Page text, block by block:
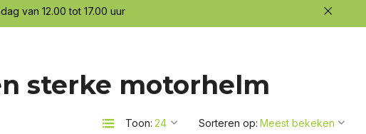
aanmaken
van 12.00 tot 17.00 uur
sterke motorhelm
Toon: Sorteren op: